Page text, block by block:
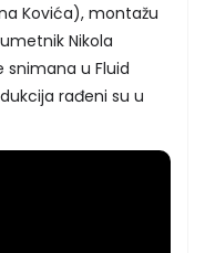
Kovića), montažu
Nikola
snimana u Fluid
rađeni su u